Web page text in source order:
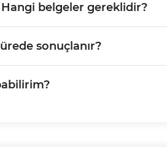
belgeler gereklidir?
sonuçlanır?